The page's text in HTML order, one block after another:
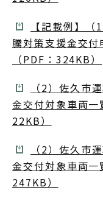
【記載例】
騰対策支援金交付
（PDF：324KB）
（2）佐久市
金交付対象車両
22KB）
（2）佐久市
金交付対象車両一
247KB）